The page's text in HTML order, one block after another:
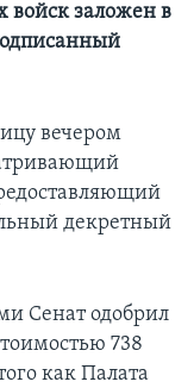
войск заложен в
вечером
декретный
Сенат одобрил
738
как Палата